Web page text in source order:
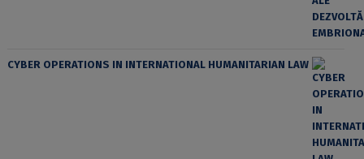
CYBER OPERATIONS IN INTERNATIONAL HUMANITARIAN LAW